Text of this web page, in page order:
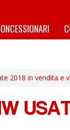
2018 in vendita e